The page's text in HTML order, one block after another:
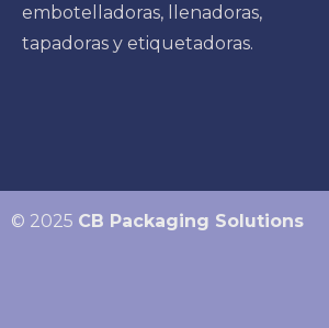
embotelladoras, llenadoras,
tapadoras y etiquetadoras.
© 2025 CB Packaging Solutions